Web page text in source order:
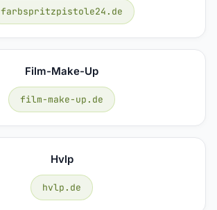
farbspritzpistole24.de
Film-Make-Up
film-make-up.de
Hvlp
hvlp.de